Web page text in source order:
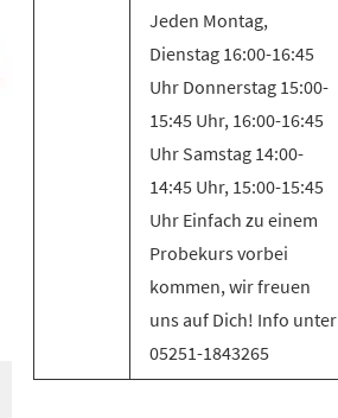
Jeden Montag,
Dienstag 16:00-16:45
Uhr Donnerstag 15:00-
15:45 Uhr, 16:00-16:45
Uhr Samstag 14:00-
14:45 Uhr, 15:00-15:45
Uhr Einfach zu einem
Probekurs vorbei
kommen, wir freuen
uns auf Dich! Info unter
05251-1843265